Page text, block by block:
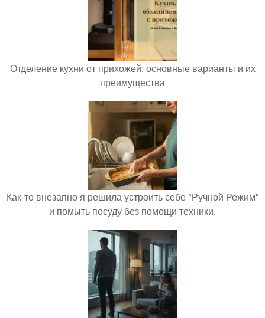
Отделение кухни от прихожей: основные варианты и их
преимущества
Как-то внезапно я решила устроить себе "Ручной Режим"
и помыть посуду без помощи техники.